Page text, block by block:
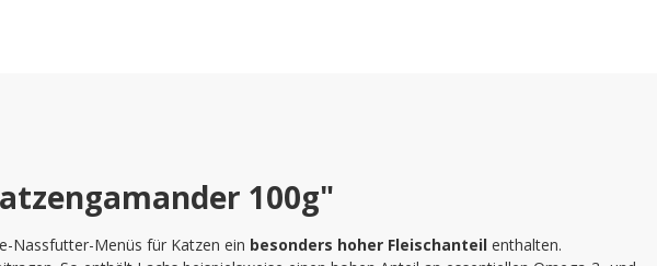
100g"
Nassfutter-Menüs für Katzen ein besonders hoher Fleischanteil enthalten.